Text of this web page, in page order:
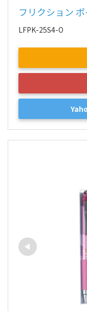
フリクション
LFPK-25S4-O